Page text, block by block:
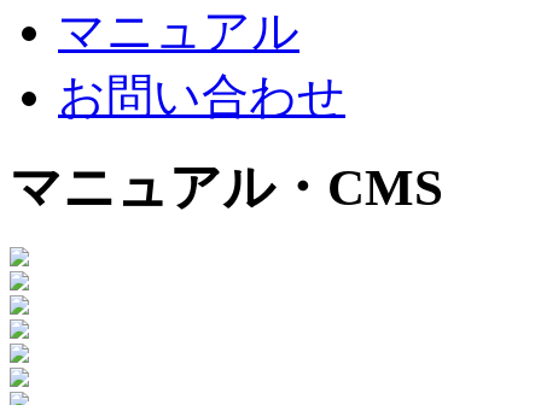
マニュアル
お問い合わせ
マニュアル・CMS